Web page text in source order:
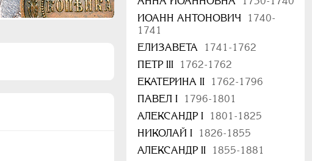
ИОАНН АНТОНОВИЧ
1740-
1741
ЕЛИЗАВЕТА
1741-1762
ПЕТР III
1762-1762
ЕКАТЕРИНА II
1762-1796
ПАВЕЛ I
1796-1801
АЛЕКСАНДР I
1801-1825
НИКОЛАЙ I
1826-1855
АЛЕКСАНДР II
1855-1881